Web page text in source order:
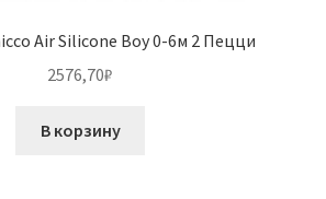
Air Silicone Boy 0-6м 2 Пецци
2576,70₽
В корзину